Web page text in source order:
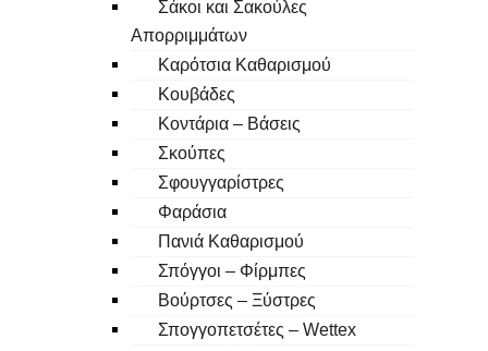
Σάκοι και Σακούλες
Απορριμμάτων
Καρότσια Καθαρισμού
Κουβάδες
Κοντάρια – Βάσεις
Σκούπες
Σφουγγαρίστρες
Φαράσια
Πανιά Καθαρισμού
Σπόγγοι – Φίρμπες
Βούρτσες – Ξύστρες
Σπογγοπετσέτες – Wettex